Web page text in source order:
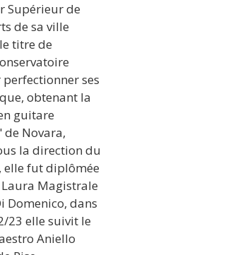
Supérieur de
de sa ville
titre de
ses
obtenant la
guitare
Novara,
la direction du
elle fut diplômée
Magistrale
Domenico, dans
23 elle suivit le
Aniello